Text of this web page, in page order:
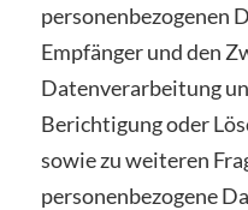
personenbezogenen
Empfänger und den
Datenverarbeitung
Berichtigung oder
sowie zu weiteren
personenbezogene